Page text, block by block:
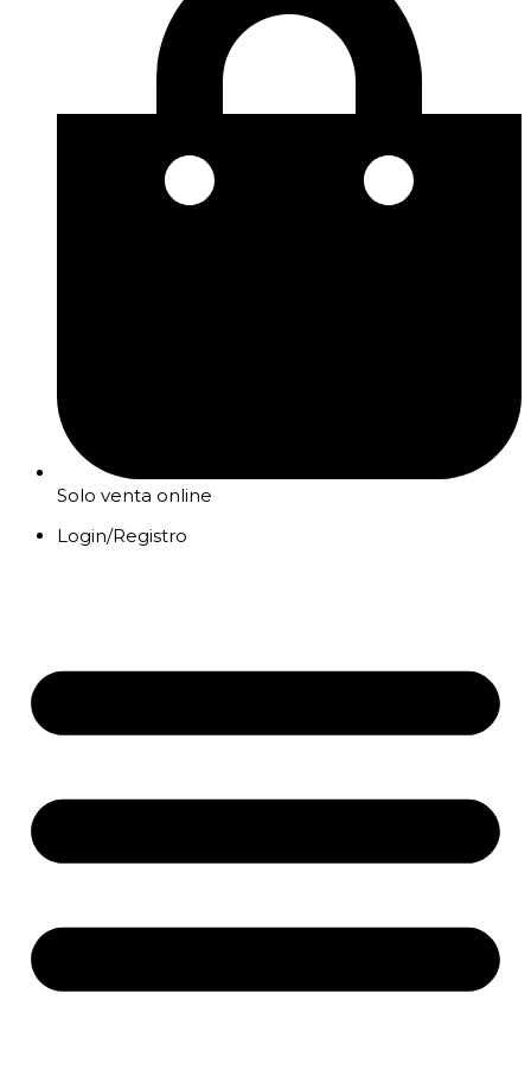
Solo venta online
Login/Registro